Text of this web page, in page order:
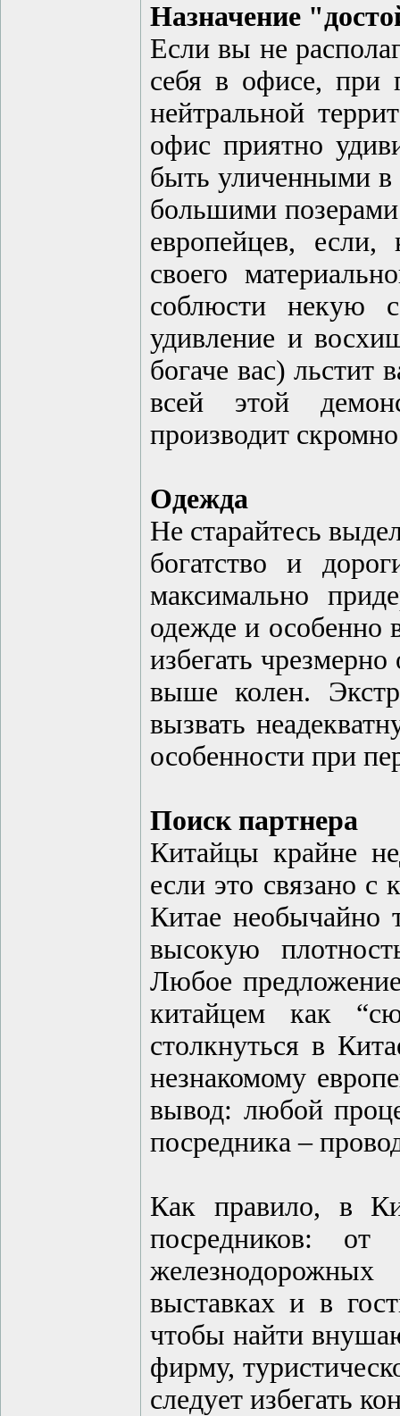
Назначение
Если вы не
себя в офисе, при
нейтральной
офис приятно
быть уличенными в
большими
европейцев,
своего
соблюсти некую
удивление и
богаче вас)
всей этой
производит
Одежда
Не старайтесь
богатство и
максимально
одежде и
избегать
выше колен.
вызвать
особенности при
Поиск партнера
Китайцы крайне
если это связано с
Китае необычайно
высокую
Любое
китайцем как
столкнуться в
незнакомому
вывод: любой
посредника –
Как правило, в
посредников:
выставках и в
чтобы найти
фирму,
следует избегать